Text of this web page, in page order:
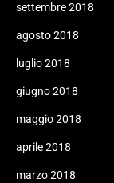
settembre 2018
agosto 2018
luglio 2018
giugno 2018
maggio 2018
aprile 2018
marzo 2018